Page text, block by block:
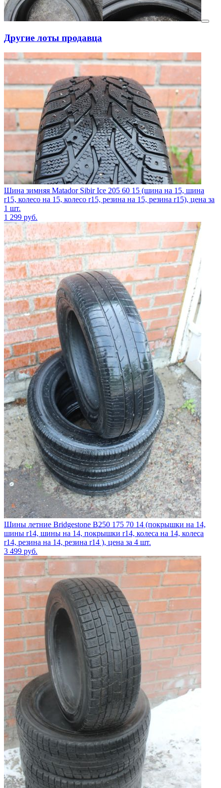
Другие лоты продавца
Шина зимняя Matador Sibir Ice 205 60 15 (шина на 15, шина
r15, колесо на 15, колесо r15, резина на 15, резина r15), цена за
1 шт.
1 299 руб.
Шины летние Bridgestone B250 175 70 14 (покрышки на 14,
шины r14, шины на 14, покрышки r14, колеса на 14, колеса
r14, резина на 14, резина r14 ), цена за 4 шт.
3 499 руб.